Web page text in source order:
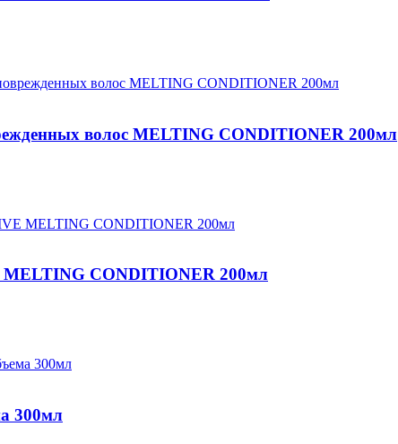
волос MELTING CONDITIONER 200мл
CONDITIONER 200мл
300мл